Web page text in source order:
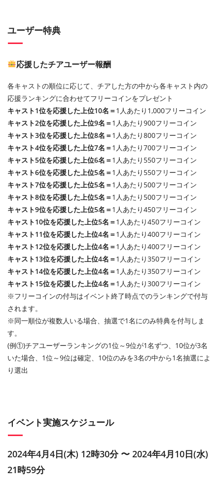
ユーザー特典
応援したチアユーザー報酬
各キャストの順位に応じて、チアした方の中から各キャスト内の
応援ランキングに合わせてフリーコインをプレゼント
キャスト1位を応援した上位10名＝1人あたり1,000フリーコイン
キャスト2位を応援した上位9名＝1人あたり900フリーコイン
キャスト3位を応援した上位8名＝1人あたり800フリーコイン
キャスト4位を応援した上位7名＝1人あたり700フリーコイン
キャスト5位を応援した上位6名＝1人あたり550フリーコイン
キャスト6位を応援した上位5名＝1人あたり550フリーコイン
キャスト7位を応援した上位5名＝1人あたり500フリーコイン
キャスト8位を応援した上位5名＝1人あたり500フリーコイン
キャスト9位を応援した上位5名＝1人あたり450フリーコイン
キャスト10位を応援した上位5名＝1人あたり450フリーコイン
キャスト11位を応援した上位4名＝1人あたり400フリーコイン
キャスト12位を応援した上位4名＝1人あたり400フリーコイン
キャスト13位を応援した上位4名＝1人あたり350フリーコイン
キャスト14位を応援した上位4名＝1人あたり350フリーコイン
キャスト15位を応援した上位4名＝1人あたり300フリーコイン
※フリーコインの付与はイベント終了時点でのランキングで付与
されます。
※同一順位が複数人いる場合、抽選で1名にのみ特典を付与しま
す。
(例①)チアユーザーランキングの1位～9位が1名ずつ、10位が3名
いた場合、1位～9位は確定、10位のみを3名の中から1名抽選によ
り選出
イベント実施スケジュール
2024年4月4日(木) 12時30分 〜 2024年4月10日(水)
21時59分